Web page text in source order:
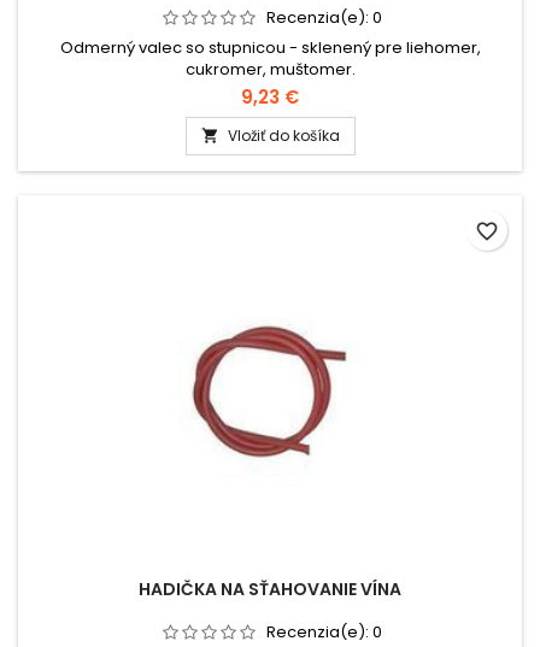
Recenzia(e): 0
Odmerný valec so stupnicou - sklenený pre liehomer,
cukromer, muštomer.
9,23 €
 Vložiť do košíka
HADIČKA NA SŤAHOVANIE VÍNA
Recenzia(e): 0
favorite_border